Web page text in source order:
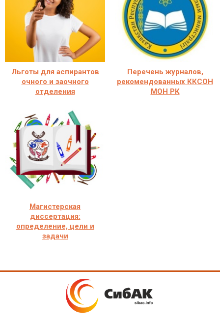
Льготы для аспирантов
очного и заочного
отделения
Перечень журналов,
рекомендованных ККСОН
МОН РК
Магистерская
диссертация:
определение, цели и
задачи